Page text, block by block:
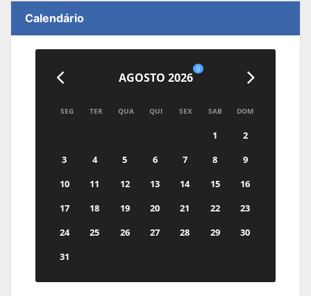
Calendário
AGOSTO 2026
0
SEG TER QUA QUI SEX SAB DOM
1
2
3
4 5 6 7 8
9
10
11 12 13 14 15
16
17
18 19 20 21 22
23
24
25 26 27 28 29
30
31